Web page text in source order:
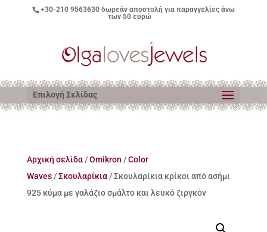
+30-210 9563630δωρεάν αποστολή για παραγγελίες άνω
των 50 ευρώ
Επιλογή Σελίδας
Αρχική σελίδα/Omikron /Color
Waves/Σκουλαρίκια/ Σκουλαρίκια κρίκοι από ασήμι
925 κύμα με γαλάζιο σμάλτο και λευκό ζιργκόν